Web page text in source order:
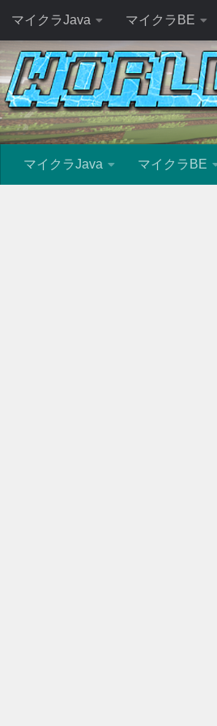
マイクラJava マイクラBE
マイクラJava マイクラBE
【立